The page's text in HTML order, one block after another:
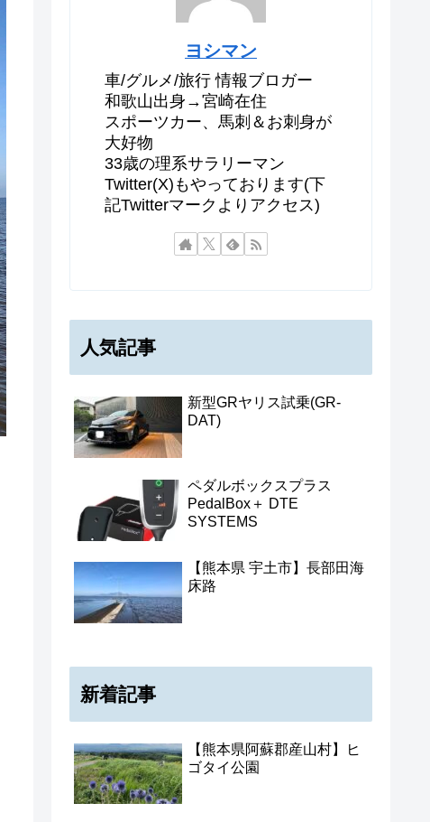
ヨシマン
車/グルメ/旅行 情報ブロガー
和歌山出身→宮崎在住
スポーツカー、馬刺＆お刺身が
大好物
33歳の理系サラリーマン
Twitter(X)もやっております(下
記Twitterマークよりアクセス)
人気記事
新型GRヤリス試乗(GR-
DAT)
ペダルボックスプラス
PedalBox＋ DTE
SYSTEMS
【熊本県 宇土市】長部田海
床路
新着記事
【熊本県阿蘇郡産山村】ヒ
ゴタイ公園